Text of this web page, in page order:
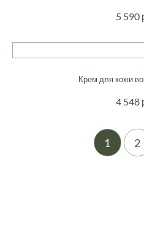
5 590
Крем для кожи
4 548
1 2